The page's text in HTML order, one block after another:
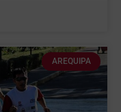
AREQUIPA